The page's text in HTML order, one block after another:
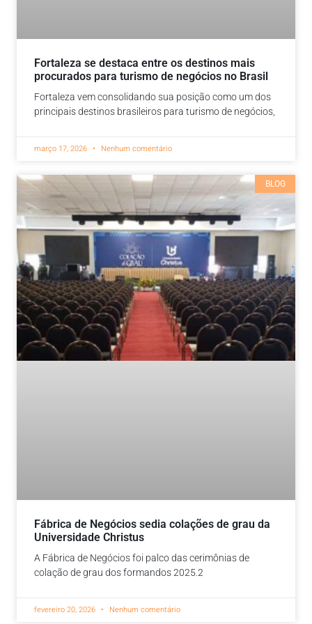
Fortaleza se destaca entre os destinos mais
procurados para turismo de negócios no Brasil
Fortaleza vem consolidando sua posição como um dos
principais destinos brasileiros para turismo de negócios,
março 17, 2026 Nenhum comentário
BLOG
Fábrica de Negócios sedia colações de grau da
Universidade Christus
A Fábrica de Negócios foi palco das cerimônias de
colação de grau dos formandos 2025.2
fevereiro 20, 2026 Nenhum comentário